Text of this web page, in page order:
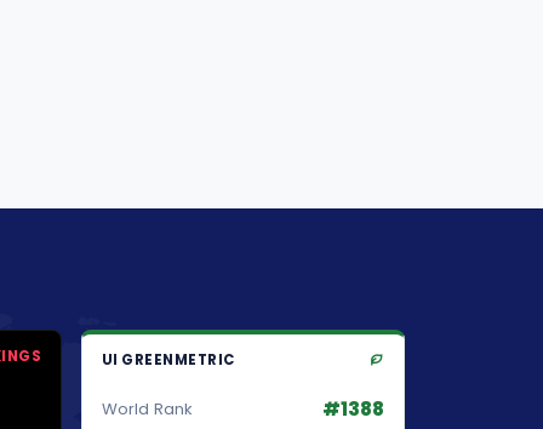
UI GREENMETRIC
World Rank #1388